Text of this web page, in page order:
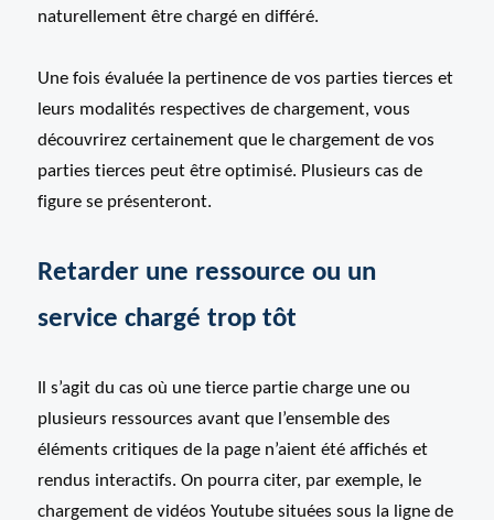
naturellement être chargé en différé.
Une fois évaluée la pertinence de vos parties tierces et
leurs modalités respectives de chargement, vous
découvrirez certainement que le chargement de vos
parties tierces peut être optimisé. Plusieurs cas de
figure se présenteront.
Retarder une ressource ou un
service chargé trop tôt
Il s’agit du cas où une tierce partie charge une ou
plusieurs ressources avant que l’ensemble des
éléments critiques de la page n’aient été affichés et
rendus interactifs. On pourra citer, par exemple, le
chargement de vidéos Youtube situées sous la ligne de